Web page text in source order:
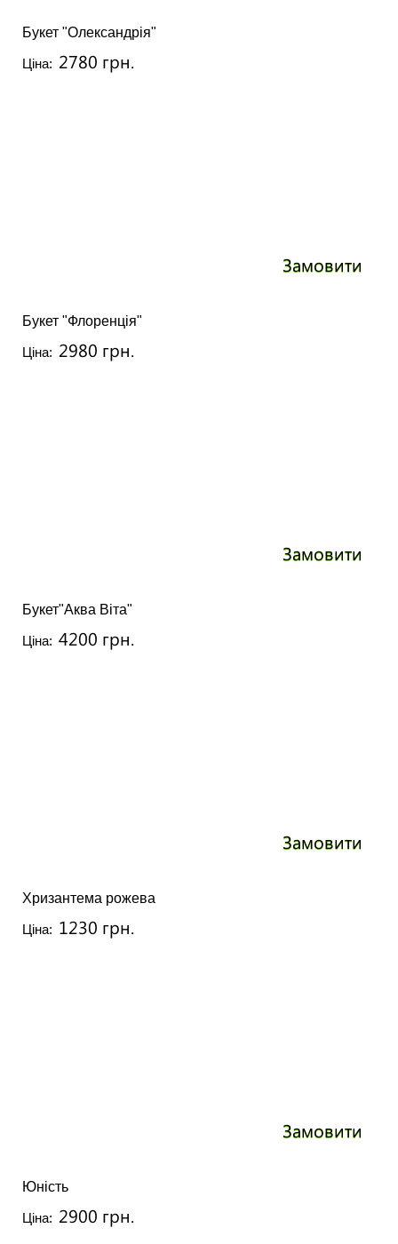
Букет "Олександрія"
Ціна: 2780 грн.
Замовити
Букет "Флоренція"
Ціна: 2980 грн.
Замовити
Букет"Аква Віта"
Ціна: 4200 грн.
Замовити
Хризантема рожева
Ціна: 1230 грн.
Замовити
Юність
Ціна: 2900 грн.